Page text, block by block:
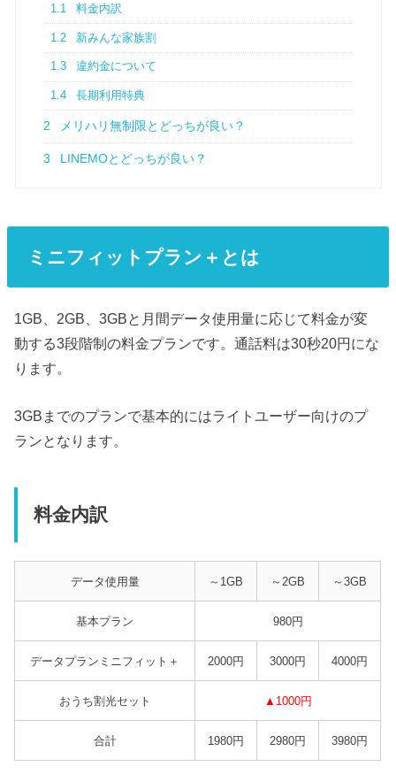
1.1 料金内訳
1.2 新みんな家族割
1.3 違約金について
1.4 長期利用特典
2 メリハリ無制限とどっちが良い？
3 LINEMOとどっちが良い？
ミニフィットプラン＋とは
1GB、2GB、3GBと月間データ使用量に応じて料金が変
動する3段階制の料金プランです。通話料は30秒20円にな
ります。
3GBまでのプランで基本的にはライトユーザー向けのプ
ランとなります。
料金内訳
データ使用量 ～1GB ～2GB ～3GB
基本プラン 980円
データプランミニフィット＋ 2000円 3000円 4000円
おうち割光セット ▲1000円
合計 1980円 2980円 3980円